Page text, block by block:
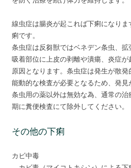
線虫症は腸炎が起これば下痢になり
痢です。
条虫症は反芻獣ではベネデン条虫、拡
吸着部位に上皮の剥離や潰瘍、炎症
原因となります。条虫症は発生が散
能動的な検査が必要となるため、発見
条虫用の薬以外は無効な為、通常の
期に糞便検査にて除外してください。
その他の下痢
カビ中毒